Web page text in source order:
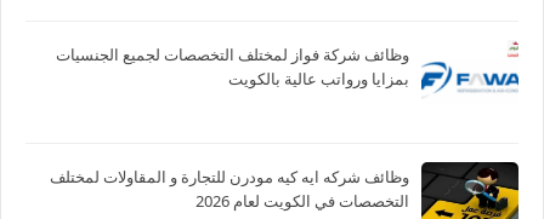
وظائف شركة فواز لمختلف التخصصات لجميع الجنسيات
بمزايا ورواتب عالية بالكويت
وظائف شركه ايه كيه مودرن للتجارة و المقاولات لمختلف
التخصصات في الكويت لعام 2026